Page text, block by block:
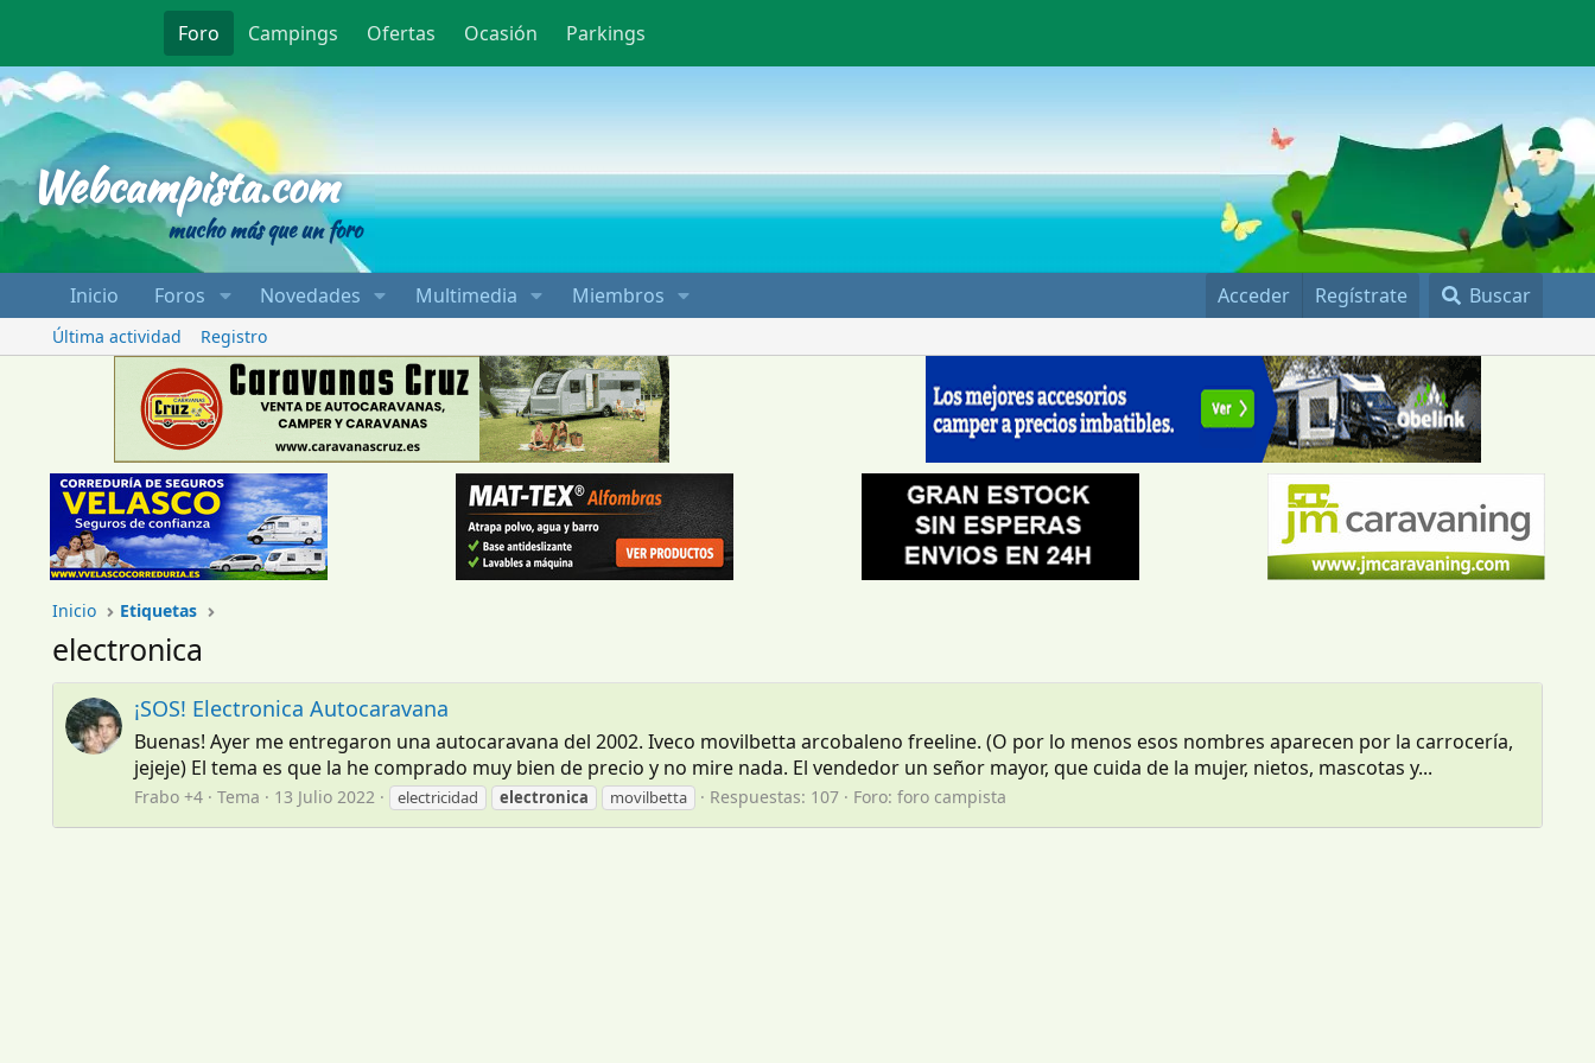
Foro Campings Ofertas Ocasión Parkings
Webcampista.com
mucho más que un foro
Inicio Foros Novedades Multimedia Miembros Acceder Regístrate Buscar
Última actividad Registro
Inicio Etiquetas
electronica
¡SOS! Electronica Autocaravana
Buenas! Ayer me entregaron una autocaravana del 2002. Iveco movilbetta arcobaleno freeline. (O por lo menos esos nombres aparecen por la carrocería,
jejeje) El tema es que la he comprado muy bien de precio y no mire nada. El vendedor un señor mayor, que cuida de la mujer, nietos, mascotas y...
Frabo +4 Tema 13 Julio 2022 electricidad electronica movilbetta Respuestas: 107 Foro: foro campista